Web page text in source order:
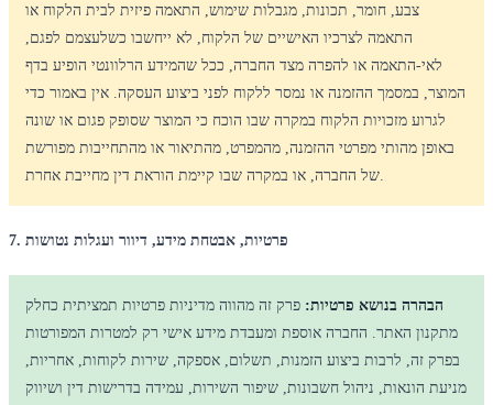
צבע, חומר, תכונות, מגבלות שימוש, התאמה פיזית לבית הלקוח או
התאמה לצרכיו האישיים של הלקוח, לא ייחשבו כשלעצמם לפגם,
לאי-התאמה או להפרה מצד החברה, ככל שהמידע הרלוונטי הופיע בדף
המוצר, במסמך ההזמנה או נמסר ללקוח לפני ביצוע העסקה. אין באמור כדי
לגרוע מזכויות הלקוח במקרה שבו הוכח כי המוצר שסופק פגום או שונה
באופן מהותי מפרטי ההזמנה, מהמפרט, מהתיאור או מהתחייבות מפורשת
של החברה, או במקרה שבו קיימת הוראת דין מחייבת אחרת.
7. פרטיות, אבטחת מידע, דיוור ועגלות נטושות
הבהרה בנושא פרטיות: פרק זה מהווה מדיניות פרטיות תמציתית כחלק
מתקנון האתר. החברה אוספת ומעבדת מידע אישי רק למטרות המפורטות
בפרק זה, לרבות ביצוע הזמנות, תשלום, אספקה, שירות לקוחות, אחריות,
מניעת הונאות, ניהול חשבונות, שיפור השירות, עמידה בדרישות דין ושיווק